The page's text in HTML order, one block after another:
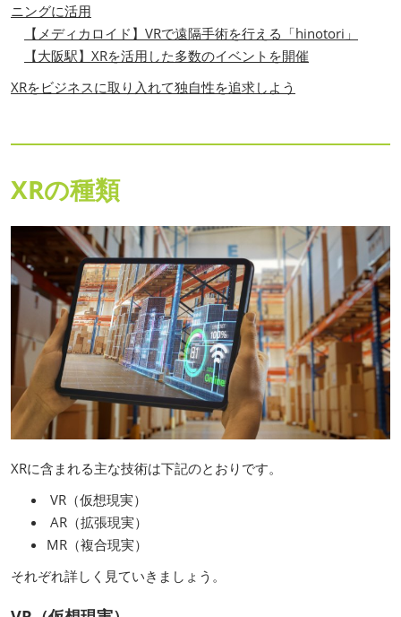
ニングに活用
【メディカロイド】VRで遠隔手術を行える「hinotori」
【大阪駅】XRを活用した多数のイベントを開催
XRをビジネスに取り入れて独自性を追求しよう
XRの種類
XRに含まれる主な技術は下記のとおりです。
VR（仮想現実）
AR（拡張現実）
MR（複合現実）
それぞれ詳しく見ていきましょう。